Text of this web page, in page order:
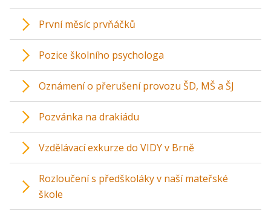
První měsíc prvňáčků
Pozice školního psychologa
Oznámení o přerušení provozu ŠD, MŠ a ŠJ
Pozvánka na drakiádu
Vzdělávací exkurze do VIDY v Brně
Rozloučení s předškoláky v naší mateřské
škole